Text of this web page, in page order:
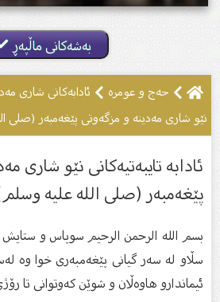
بەشەکانی ماڵپەڕ
حەج و عومرە ئادابەکانى شارى
نێو شاری مەدینە و مزگەوتی پێغەمبەر (صلى
ئادابە تایبەتیەکانی نێو شاری
پێغەمبەر (صلى الله علیه وسلم)
بسم الله الرحمن الرحیم سوپاس و ستایش
سڵاو لە سەر گیانى پێغەمبەرى خوا وە
ئیماندارو هاوەڵان و شوێن كەوتوانى تا